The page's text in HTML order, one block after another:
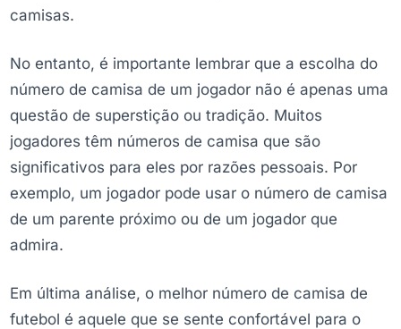
camisas.
No entanto, é importante lembrar que a escolha do
número de camisa de um jogador não é apenas uma
questão de superstição ou tradição. Muitos
jogadores têm números de camisa que são
significativos para eles por razões pessoais. Por
exemplo, um jogador pode usar o número de camisa
de um parente próximo ou de um jogador que
admira.
Em última análise, o melhor número de camisa de
futebol é aquele que se sente confortável para o